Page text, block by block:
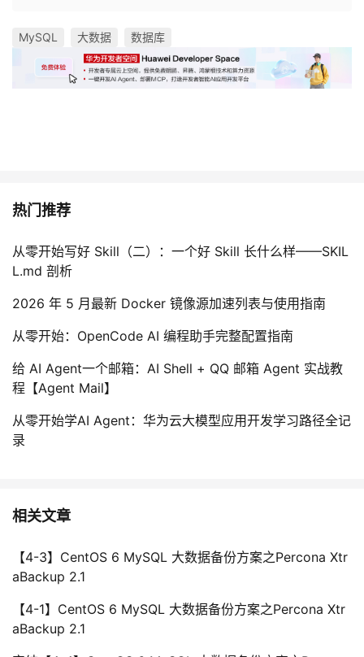
MySQL 大数据 数据库
热门推荐
从零开始写好 Skill（二）：一个好 Skill 长什么样——SKIL
L.md 剖析
2026 年 5 月最新 Docker 镜像源加速列表与使用指南
从零开始：OpenCode AI 编程助手完整配置指南
给 AI Agent一个邮箱：AI Shell + QQ 邮箱 Agent 实战教
程【Agent Mail】
从零开始学AI Agent：华为云大模型应用开发学习路径全记
录
相关文章
【4-3】CentOS 6 MySQL 大数据备份方案之Percona Xtr
aBackup 2.1
【4-1】CentOS 6 MySQL 大数据备份方案之Percona Xtr
aBackup 2.1